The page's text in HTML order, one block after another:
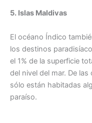
5. Islas Maldivas
El océano Índico
los destinos
el 1% de la superficie
del nivel del mar. De
sólo están habitadas
paraíso.